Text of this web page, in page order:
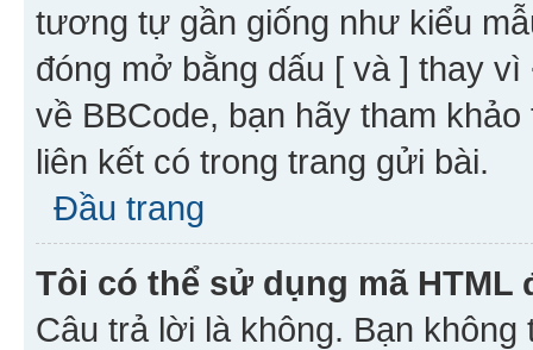
tương tự gần giống như kiểu
đóng mở bằng dấu [ và ] thay
về BBCode, bạn hãy tham
liên kết có trong trang gửi bài.
Đầu trang
Tôi có thể sử dụng mã
Câu trả lời là không. Bạn